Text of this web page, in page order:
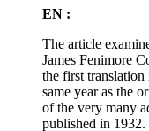
EN :
The article
James Fenimore
the first
same year as the
of the very many
published in